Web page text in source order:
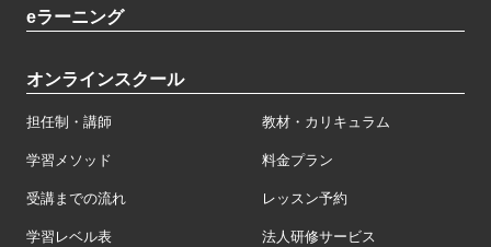
eラーニング
オンラインスクール
担任制・講師 教材・カリキュラム
学習メソッド 料金プラン
受講までの流れ レッスン予約
学習レベル表 法人研修サービス